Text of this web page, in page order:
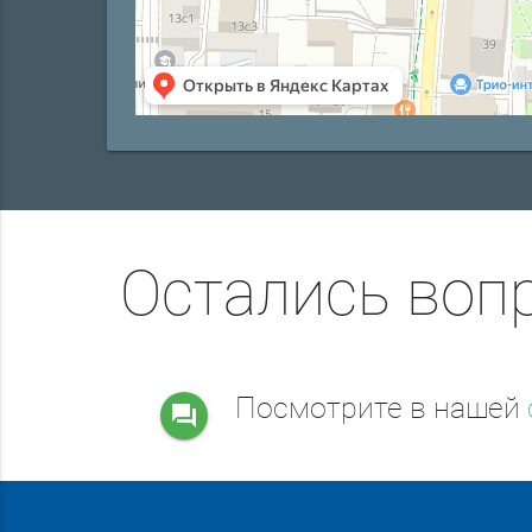
Остались
question_answer Посмотрите в нашей